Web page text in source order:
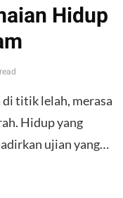
Hidup
titik lelah, merasa
Hidup yang
ujian yang…